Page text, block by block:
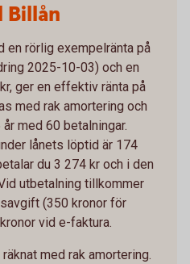
Billån
en rörlig exempelränta på
2025-10-03) och en
ger en effektiv ränta på
med rak amortering och
med 60 betalningar.
lånets löptid är 174
du 3 274 kr och i den
utbetalning tillkommer
(350 kronor för
vid e-faktura.
räknat med rak amortering.